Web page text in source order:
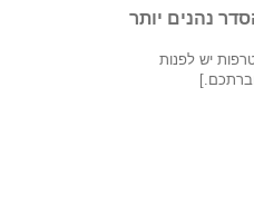
נהנים יותר
יש לפנות